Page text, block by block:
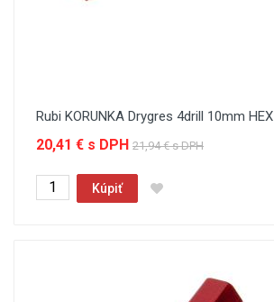
Rubi KORUNKA Drygres 4drill 10mm HEX
20,41 € s DPH 21,94 € s DPH
Kúpiť